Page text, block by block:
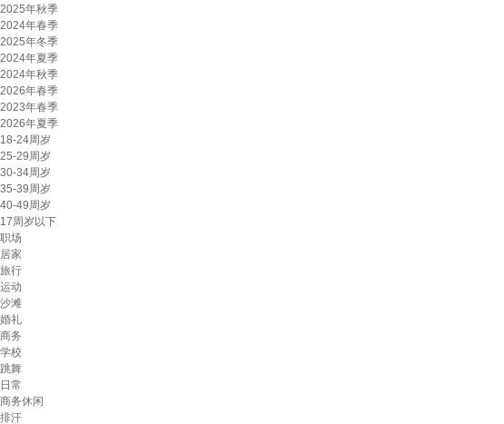
2025年秋季
2024年春季
2025年冬季
2024年夏季
2024年秋季
2026年春季
2023年春季
2026年夏季
18-24周岁
25-29周岁
30-34周岁
35-39周岁
40-49周岁
17周岁以下
职场
居家
旅行
运动
沙滩
婚礼
商务
学校
跳舞
日常
商务休闲
排汗